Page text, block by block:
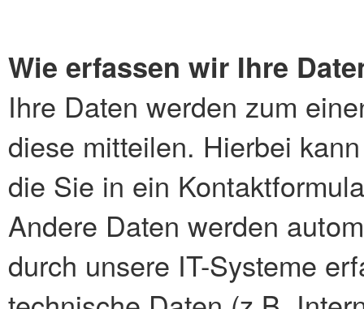
Wie erfassen wir Ihre
Ihre Daten werden zum
diese mitteilen. Hierbei
die Sie in ein
Andere Daten werden
durch unsere IT-Systeme